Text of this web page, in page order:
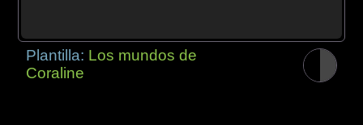
Plantilla: Los mundos de
Coraline